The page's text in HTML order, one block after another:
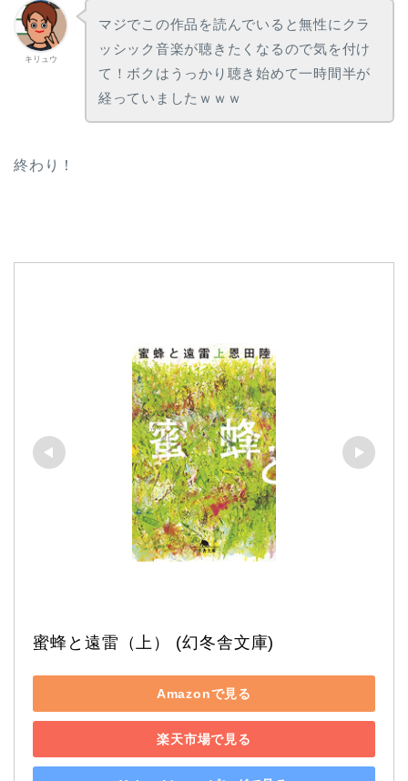
キリュウ
マジでこの作品を読んでいると無性にクラ
ッシック音楽が聴きたくなるので気を付け
て！ボクはうっかり聴き始めて一時間半が
経っていましたｗｗｗ
終わり！
蜜蜂と遠雷（上） (幻冬舎文庫)
Amazonで見る
楽天市場で見る